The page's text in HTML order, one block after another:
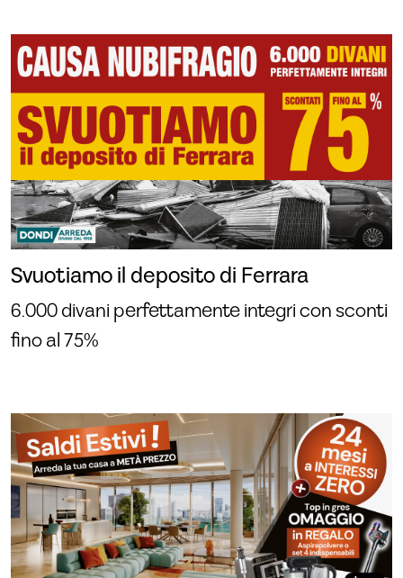
Svuotiamo il deposito di Ferrara
6.000 divani perfettamente integri con sconti
fino al 75%